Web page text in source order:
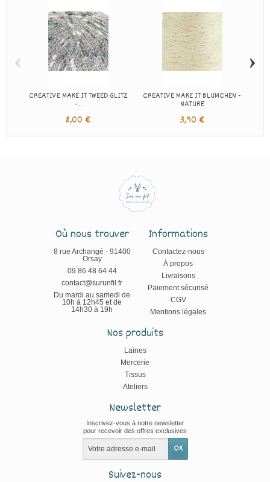
CREATIVE MAKE IT TWEED GLITZ
-...
8,00 €
CREATIVE MAKE IT BLUMCHEN -
NATURE
3,90 €
‹ ›
Où nous trouver
8 rue Archangé - 91400
Orsay
09 86 48 64 44
contact@surunfil.fr
Du mardi au samedi de
10h à 12h45 et de
14h30 à 19h
Informations
Contactez-nous
À propos
Livraisons
Paiement sécurisé
CGV
Mentions légales
Nos produits
Laines
Mercerie
Tissus
Ateliers
Newsletter
Inscrivez-vous à notre newsletter
pour recevoir des offres exclusives
Suivez-nous